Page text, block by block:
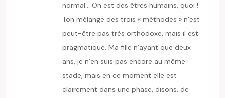
normal… On est des êtres humains, quoi !
Ton mélange des trois « méthodes » n’est
peut-être pas très orthodoxe, mais il est
pragmatique. Ma fille n’ayant que deux
ans, je n’en suis pas encore au même
stade, mais en ce moment elle est
clairement dans une phase, disons, de